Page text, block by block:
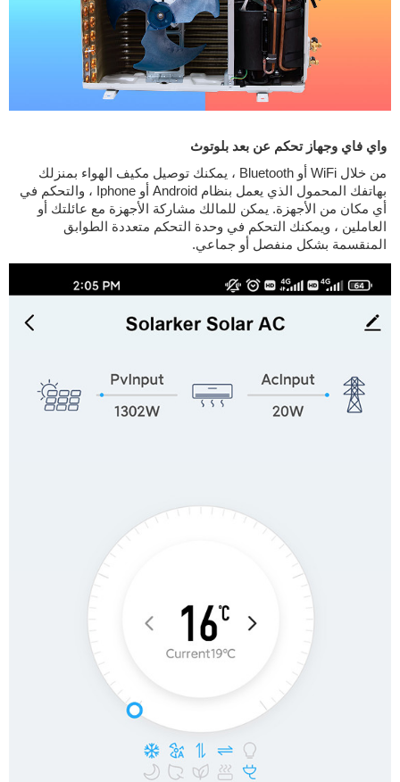
واي فاي وجهاز تحكم عن بعد بلوتوث
من خلال WiFi أو Bluetooth ، يمكنك توصيل مكيف الهواء بمنزلك
بهاتفك المحمول الذي يعمل بنظام Android أو Iphone ، والتحكم في
أي مكان من الأجهزة. يمكن للمالك مشاركة الأجهزة مع عائلتك أو
العاملين ، ويمكنك التحكم في وحدة التحكم متعددة الطوابق
المنقسمة بشكل منفصل أو جماعي.